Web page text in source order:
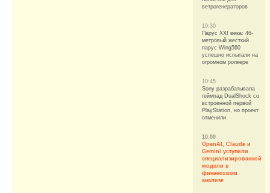
ветрогенераторов
10:30
Парус XXI века: 46-
метровый жесткий
парус Wing560
успешно испытали на
огромном ролкере
10:45
Sony разрабатывала
геймпад DualShock со
встроенной первой
PlayStation, но проект
отменили
10:00
OpenAI, Claude и
Gemini уступили
специализированной
модели в
финансовом
анализе